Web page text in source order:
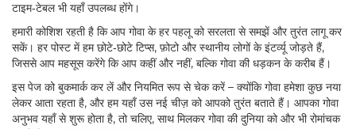
टाइम‑टेबल भी यहाँ उपलब्ध होंगे।
हमारी कोशिश रहती है कि आप गोवा के हर पहलू को सरलता से समझें और तुरंत लागू कर
सकें। हर पोस्ट में हम छोटे‑छोटे टिप्स, फ़ोटो और स्थानीय लोगों के इंटर्व्यू जोड़ते हैं,
जिससे आप महसूस करेंगे कि आप कहीं और नहीं, बल्कि गोवा की धड़कन के करीब हैं।
इस पेज को बुकमार्क कर लें और नियमित रूप से चेक करें – क्योंकि गोवा हमेशा कुछ नया
लेकर आता रहता है, और हम यहाँ उस नई चीज़ को आपको तुरंत बताते हैं। आपका गोवा
अनुभव यहाँ से शुरू होता है, तो चलिए, साथ मिलकर गोवा की दुनिया को और भी रोमांचक